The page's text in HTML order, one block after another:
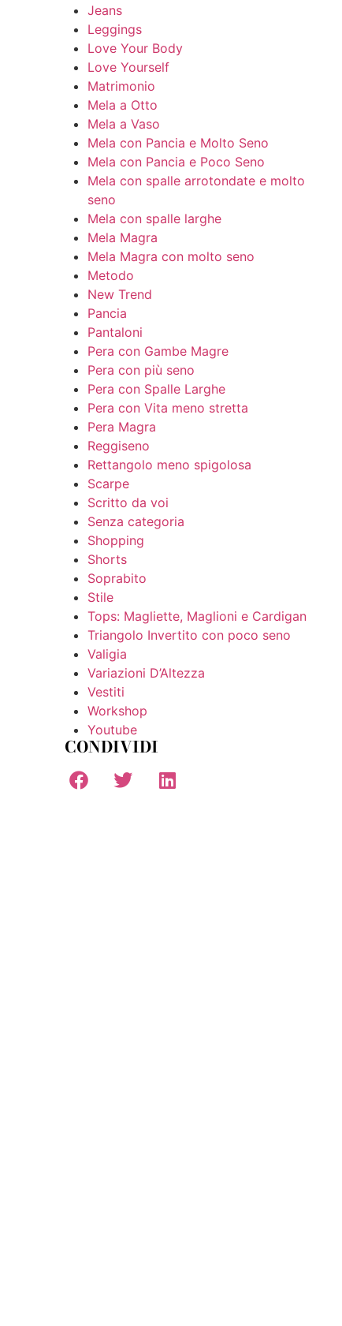
Jeans
Leggings
Love Your Body
Love Yourself
Matrimonio
Mela a Otto
Mela a Vaso
Mela con Pancia e Molto Seno
Mela con Pancia e Poco Seno
Mela con spalle arrotondate e molto
seno
Mela con spalle larghe
Mela Magra
Mela Magra con molto seno
Metodo
New Trend
Pancia
Pantaloni
Pera con Gambe Magre
Pera con più seno
Pera con Spalle Larghe
Pera con Vita meno stretta
Pera Magra
Reggiseno
Rettangolo meno spigolosa
Scarpe
Scritto da voi
Senza categoria
Shopping
Shorts
Soprabito
Stile
Tops: Magliette, Maglioni e Cardigan
Triangolo Invertito con poco seno
Valigia
Variazioni D’Altezza
Vestiti
Workshop
Youtube
CONDIVIDI